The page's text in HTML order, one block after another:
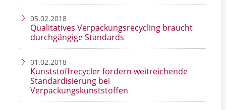
05.02.2018
Qualitatives Verpackungsrecycling braucht
durchgängige Standards
01.02.2018
Kunststoffrecycler fordern weitreichende
Standardisierung bei
Verpackungskunststoffen